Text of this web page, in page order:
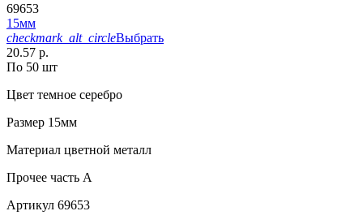
69653
15мм
checkmark_alt_circleВыбрать
20.57 р.
По 50 шт
Цвет темное серебро
Размер 15мм
Материал цветной металл
Прочее часть A
Артикул 69653